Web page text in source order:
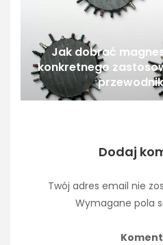
Jak dobrać
konkretnego
Dodaj
Twój adres email nie
Wymagane pola